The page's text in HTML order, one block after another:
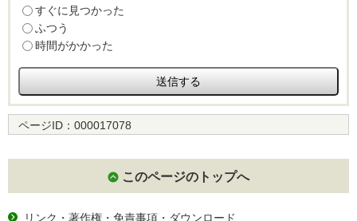
すぐに見つかった
ふつう
時間がかかった
ページID： 000017078
このページのトップへ
リンク・著作権・免責事項・ダウンロード